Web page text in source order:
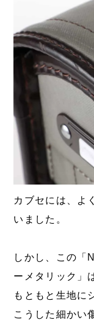
カブセには、よ
いました。
しかし、この「
ーメタリック」
もともと生地に
こうした細かい